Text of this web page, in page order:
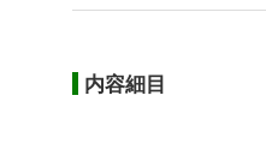
内容細目